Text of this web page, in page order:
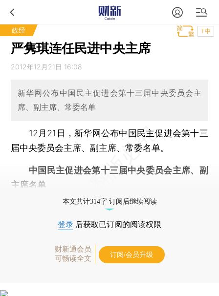
政经 T中
严隽琪连任民进中央主席
2012年12月21日 16:08
新华网公布中国民主促进会第十三届中央委员会主
席、副主席、常委名单
12月21日，新华网公布中国民主促进会第十三
届中央委员会主席、副主席、常委名单。
中国民主促进会第十三届中央委员会主席、副
主席名单
本文共计314字 订阅后继续阅读
登录 后获取已订阅的阅读权限
财新通会员
可畅读全文
订阅/会员升级